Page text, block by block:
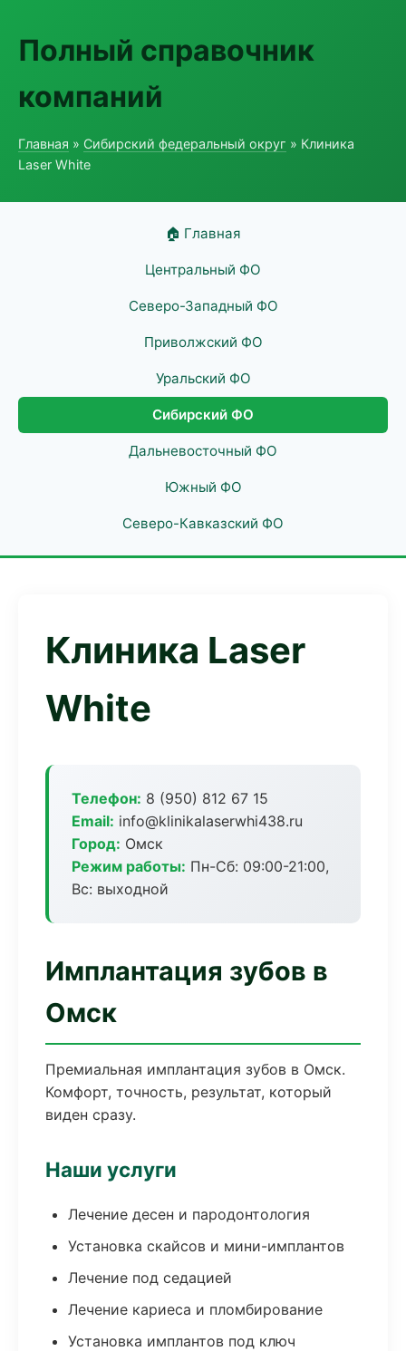
Полный справочник
компаний
Главная » Сибирский федеральный округ » Клиника
Laser White
🏠 Главная
Центральный ФО
Северо-Западный ФО
Приволжский ФО
Уральский ФО
Сибирский ФО
Дальневосточный ФО
Южный ФО
Северо-Кавказский ФО
Клиника Laser
White
Телефон: 8 (950) 812 67 15
Email: info@klinikalaserwhi438.ru
Город: Омск
Режим работы: Пн-Сб: 09:00-21:00,
Вс: выходной
Имплантация зубов в
Омск
Премиальная имплантация зубов в Омск.
Комфорт, точность, результат, который
виден сразу.
Наши услуги
Лечение десен и пародонтология
Установка скайсов и мини-имплантов
Лечение под седацией
Лечение кариеса и пломбирование
Установка имплантов под ключ